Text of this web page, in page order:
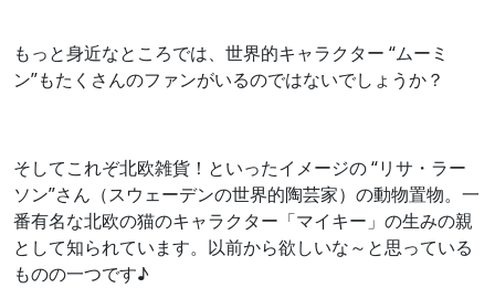
もっと身近なところでは、世界的キャラクター “ムーミ
ン”もたくさんのファンがいるのではないでしょうか？
そしてこれぞ北欧雑貨！といったイメージの “リサ・ラー
ソン”さん（スウェーデンの世界的陶芸家）の動物置物。一
番有名な北欧の猫のキャラクター「マイキー」の生みの親
として知られています。以前から欲しいな～と思っている
ものの一つです♪